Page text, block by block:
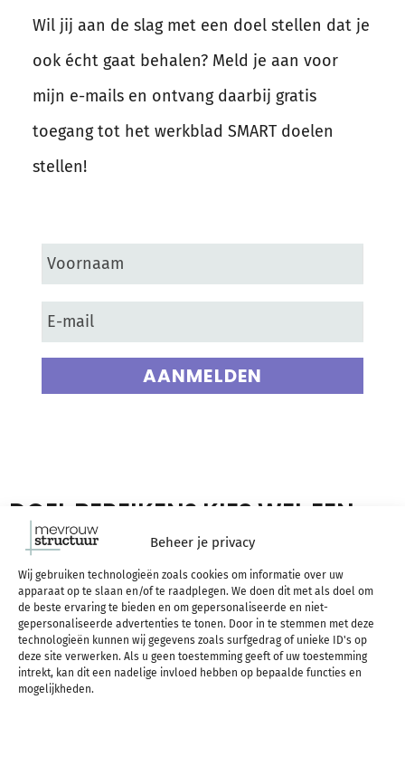
Beheer je privacy
Wij gebruiken technologieën zoals cookies om informatie over uw
apparaat op te slaan en/of te raadplegen. We doen dit met als doel om
de beste ervaring te bieden en om gepersonaliseerde en niet-
gepersonaliseerde advertenties te tonen. Door in te stemmen met deze
technologieën kunnen wij gegevens zoals surfgedrag of unieke ID's op
deze site verwerken. Als u geen toestemming geeft of uw toestemming
intrekt, kan dit een nadelige invloed hebben op bepaalde functies en
mogelijkheden.
Wil jij aan de slag met een doel stellen dat je
ook écht gaat behalen? Meld je aan voor
mijn e-mails en ontvang daarbij gratis
toegang tot het werkblad SMART doelen
stellen!
AANMELDEN
DOEL BEREIKEN? KIES WEL EEN
DOEL WAT BIJ JE PAST
Ik vind doelen stellen heel belangrijk en vertel er
vaak veel over. Maar ik deel niet altijd precies wat
al mijn doelen zijn. Dat heeft een reden. Doelen